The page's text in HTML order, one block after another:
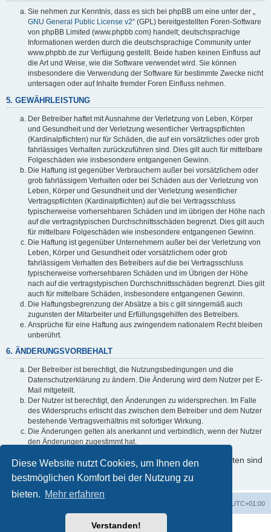
Diese Website nutzt Cookies, um Ihnen den
bestmöglichen Komfort bei der Nutzung zu
bieten. Mehr erfahren
Verstanden!
Sie nehmen zur Kenntnis, dass es sich bei phpBB um eine unter der „
GNU General Public License v2“ (GPL) bereitgestellten Foren-Software
von phpBB Limited (www.phpbb.com) handelt; deutschsprachige
Informationen werden durch die deutschsprachige Community unter
www.phpbb.de zur Verfügung gestellt. Beide haben keinen Einfluss auf
die Art und Weise, wie die Software verwendet wird. Sie können
insbesondere die Verwendung der Software für bestimmte Zwecke nicht
untersagen oder auf Inhalte fremder Foren Einfluss nehmen.
5. GEWÄHRLEISTUNG
Der Betreiber haftet mit Ausnahme der Verletzung von Leben, Körper
und Gesundheit und der Verletzung wesentlicher Vertragspflichten
(Kardinalpflichten) nur für Schäden, die auf ein vorsätzliches oder grob
fahrlässiges Verhalten zurückzuführen sind. Dies gilt auch für mittelbare
Folgeschäden wie insbesondere entgangenen Gewinn.
Die Haftung ist gegenüber Verbrauchern außer bei vorsätzlichem oder
grob fahrlässigem Verhalten oder bei Schäden aus der Verletzung von
Leben, Körper und Gesundheit und der Verletzung wesentlicher
Vertragspflichten (Kardinalpflichten) auf die bei Vertragsschluss
typischerweise vorhersehbaren Schäden und im übrigen der Höhe nach
auf die vertragstypischen Durchschnittsschäden begrenzt. Dies gilt auch
für mittelbare Folgeschäden wie insbesondere entgangenen Gewinn.
Die Haftung ist gegenüber Unternehmern außer bei der Verletzung von
Leben, Körper und Gesundheit oder vorsätzlichem oder grob
fahrlässigem Verhalten des Betreibers auf die bei Vertragsschluss
typischerweise vorhersehbaren Schäden und im Übrigen der Höhe
nach auf die vertragstypischen Durchschnittsschäden begrenzt. Dies gilt
auch für mittelbare Schäden, insbesondere entgangenen Gewinn.
Die Haftungsbegrenzung der Absätze a bis c gilt sinngemäß auch
zugunsten der Mitarbeiter und Erfüllungsgehilfen des Betreibers.
Ansprüche für eine Haftung aus zwingendem nationalem Recht bleiben
unberührt.
6. ÄNDERUNGSVORBEHALT
Der Betreiber ist berechtigt, die Nutzungsbedingungen und die
Datenschutzerklärung zu ändern. Die Änderung wird dem Nutzer per E-
Mail mitgeteilt.
Der Nutzer ist berechtigt, den Änderungen zu widersprechen. Im Falle
des Widerspruchs erlischt das zwischen dem Betreiber und dem Nutzer
bestehende Vertragsverhältnis mit sofortiger Wirkung.
Die Änderungen gelten als anerkannt und verbindlich, wenn der Nutzer
den Änderungen zugestimmt hat.
Informationen über den Umgang mit Ihren persönlichen Daten sind
in der Datenschutzerklärung enthalten.
UTC+01:00
Powered byphpBB® Forum Software © phpBB Limited